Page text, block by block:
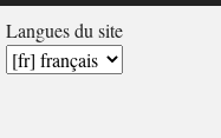
Langues du site